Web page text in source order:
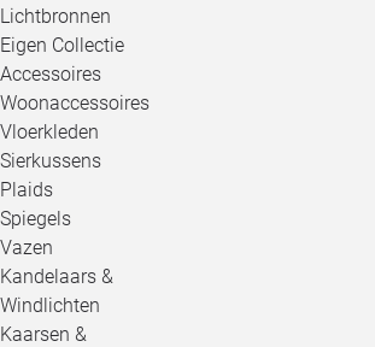
Lichtbronnen
Eigen Collectie
Accessoires
Woonaccessoires
Vloerkleden
Sierkussens
Plaids
Spiegels
Vazen
Kandelaars &
Windlichten
Kaarsen &